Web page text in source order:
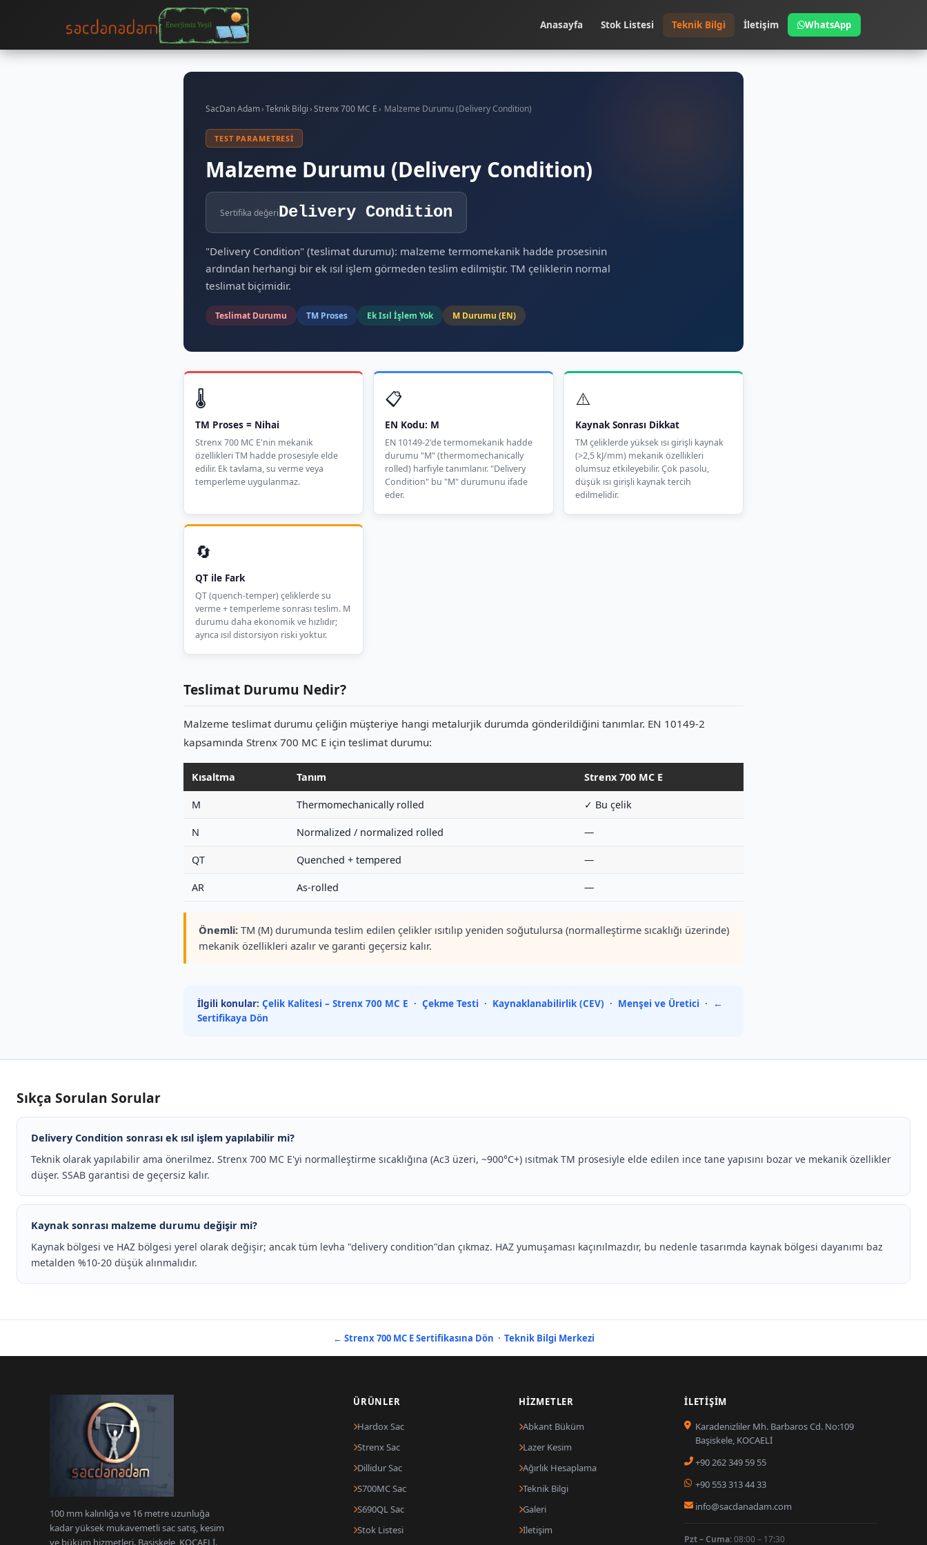
Anasayfa Stok Listesi Teknik Bilgi İletişim WhatsApp
SacDan Adam›Teknik Bilgi›Strenx 700 MC E› Malzeme Durumu (Delivery Condition)
TEST PARAMETRESI
Malzeme Durumu (Delivery Condition)
Sertifika değeriDelivery Condition
"Delivery Condition" (teslimat durumu): malzeme termomekanik hadde prosesinin
ardından herhangi bir ek ısıl işlem görmeden teslim edilmiştir. TM çeliklerin normal
teslimat biçimidir.
Teslimat Durumu TM Proses Ek Isıl İşlem Yok M Durumu (EN)
🌡️
TM Proses = Nihai
Strenx 700 MC E'nin mekanik
özellikleri TM hadde prosesiyle elde
edilir. Ek tavlama, su verme veya
temperleme uygulanmaz.
📋
EN Kodu: M
EN 10149-2'de termomekanik hadde
durumu "M" (thermomechanically
rolled) harfiyle tanımlanır. "Delivery
Condition" bu "M" durumunu ifade
eder.
⚠️
Kaynak Sonrası Dikkat
TM çeliklerde yüksek ısı girişli kaynak
(>2,5 kJ/mm) mekanik özellikleri
olumsuz etkileyebilir. Çok pasolu,
düşük ısı girişli kaynak tercih
edilmelidir.
🔄
QT ile Fark
QT (quench-temper) çeliklerde su
verme + temperleme sonrası teslim. M
durumu daha ekonomik ve hızlıdır;
ayrıca ısıl distorsiyon riski yoktur.
Teslimat Durumu Nedir?
Malzeme teslimat durumu çeliğin müşteriye hangi metalurjik durumda gönderildiğini tanımlar. EN 10149-2
kapsamında Strenx 700 MC E için teslimat durumu:
Kısaltma Tanım Strenx 700 MC E
M Thermomechanically rolled ✓ Bu çelik
N Normalized / normalized rolled —
QT Quenched + tempered —
AR As-rolled —
Önemli: TM (M) durumunda teslim edilen çelikler ısıtılıp yeniden soğutulursa (normalleştirme sıcaklığı üzerinde)
mekanik özellikleri azalır ve garanti geçersiz kalır.
İlgili konular: Çelik Kalitesi – Strenx 700 MC E · Çekme Testi · Kaynaklanabilirlik (CEV) · Menşei ve Üretici ·
←
Sertifikaya Dön
Sıkça Sorulan Sorular
Delivery Condition sonrası ek ısıl işlem yapılabilir mi?
Teknik olarak yapılabilir ama önerilmez. Strenx 700 MC E'yi normalleştirme sıcaklığına (Ac3 üzeri, ~900°C+) ısıtmak TM prosesiyle elde edilen ince tane yapısını bozar ve mekanik özellikler
düşer. SSAB garantisi de geçersiz kalır.
Kaynak sonrası malzeme durumu değişir mi?
Kaynak bölgesi ve HAZ bölgesi yerel olarak değişir; ancak tüm levha "delivery condition"dan çıkmaz. HAZ yumuşaması kaçınılmazdır, bu nedenle tasarımda kaynak bölgesi dayanımı baz
metalden %10-20 düşük alınmalıdır.
← Strenx 700 MC E Sertifikasına Dön · Teknik Bilgi Merkezi
100 mm kalınlığa ve 16 metre uzunluğa
kadar yüksek mukavemetli sac satış, kesim
ve büküm hizmetleri. Başiskele, KOCAELİ.
ÜRÜNLER
Hardox Sac
Strenx Sac
Dillidur Sac
S700MC Sac
S690QL Sac
Stok Listesi
HIZMETLER
Abkant Büküm
Lazer Kesim
Ağırlık Hesaplama
Teknik Bilgi
Galeri
İletişim
İLETIŞIM
Karadenizliler Mh. Barbaros Cd. No:109
Başiskele, KOCAELİ
+90 262 349 59 55
+90 553 313 44 33
info@sacdanadam.com
Pzt – Cuma:08:00 – 17:30